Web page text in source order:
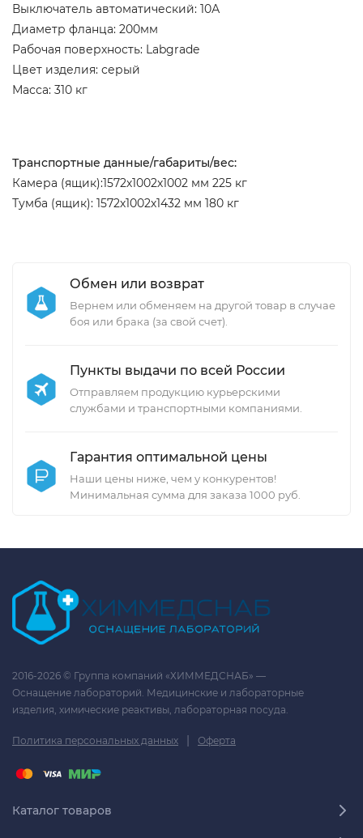
Выключатель автоматический: 10А
Диаметр фланца: 200мм
Рабочая поверхность: Labgrade
Цвет изделия: серый
Масса: 310 кг
Транспортные данные/габариты/вес:
Камера (ящик):1572х1002х1002 мм 225 кг
Тумба (ящик): 1572х1002х1432 мм 180 кг
Обмен или возврат
Вернем или обменяем на другой товар в случае
боя или брака (за свой счет).
Пункты выдачи по всей России
Отправляем продукцию курьерскими
службами и транспортными компаниями.
Гарантия оптимальной цены
Наши цены ниже, чем у конкурентов!
Минимальная сумма для заказа 1000 руб.
2016-2026 © Группа компаний «ХИММЕДСНАБ» —
Оснащение лабораторий. Медицинские и лабораторные
изделия, химические реактивы, лабораторная посуда.
Политика персональных данных | Оферта
Каталог товаров